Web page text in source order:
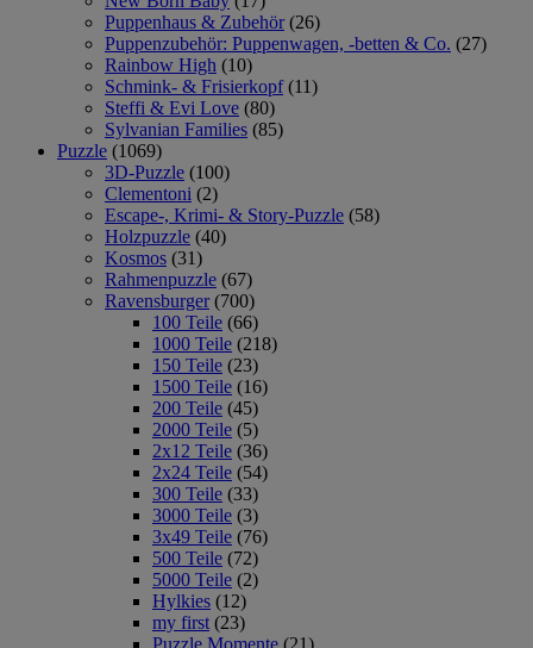
Puppenhaus & Zubehör (26)
Puppenzubehör: Puppenwagen, -betten & Co. (27)
Rainbow High (10)
Schmink- & Frisierkopf (11)
Steffi & Evi Love (80)
Sylvanian Families (85)
Puzzle (1069)
3D-Puzzle (100)
Clementoni (2)
Escape-, Krimi- & Story-Puzzle (58)
Holzpuzzle (40)
Kosmos (31)
Rahmenpuzzle (67)
Ravensburger (700)
100 Teile (66)
1000 Teile (218)
150 Teile (23)
1500 Teile (16)
200 Teile (45)
2000 Teile (5)
2x12 Teile (36)
2x24 Teile (54)
300 Teile (33)
3000 Teile (3)
3x49 Teile (76)
500 Teile (72)
5000 Teile (2)
Hylkies (12)
my first (23)
Puzzle Momente (21)